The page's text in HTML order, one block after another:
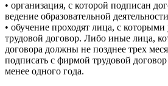
• организация, с которой подписан
ведение образовательной
• обучение проходят лица, с
трудовой договор. Либо иные лица,
договора должны не позднее трех
подписать с фирмой трудовой
менее одного года.